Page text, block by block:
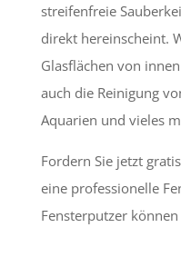
streifenfreie
direkt hereinscheint.
Glasflächen von
auch die Reinigung
Aquarien und vieles
Fordern Sie jetzt
eine professionelle
Fensterputzer